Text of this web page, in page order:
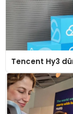
Tencent Hy3